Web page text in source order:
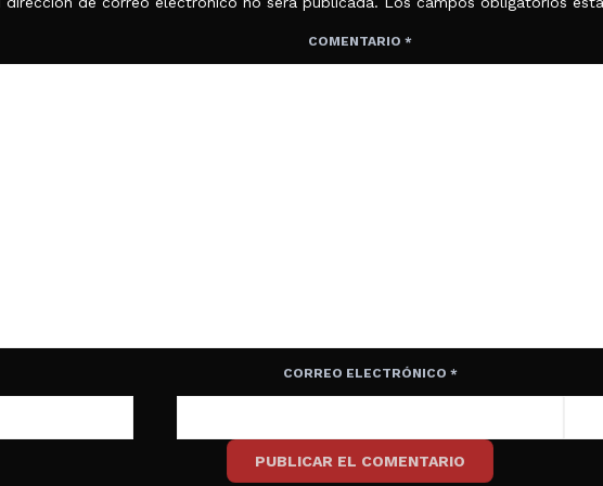
COMENTARIO *
CORREO ELECTRÓNICO *